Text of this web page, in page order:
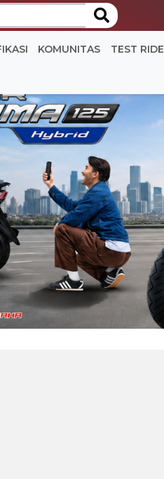
KOMUNITAS TEST RIDE